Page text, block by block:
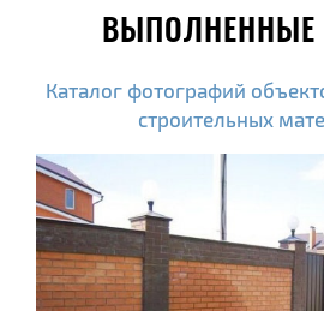
ВЫПОЛНЕННЫЕ
Каталог фотографий
строительных